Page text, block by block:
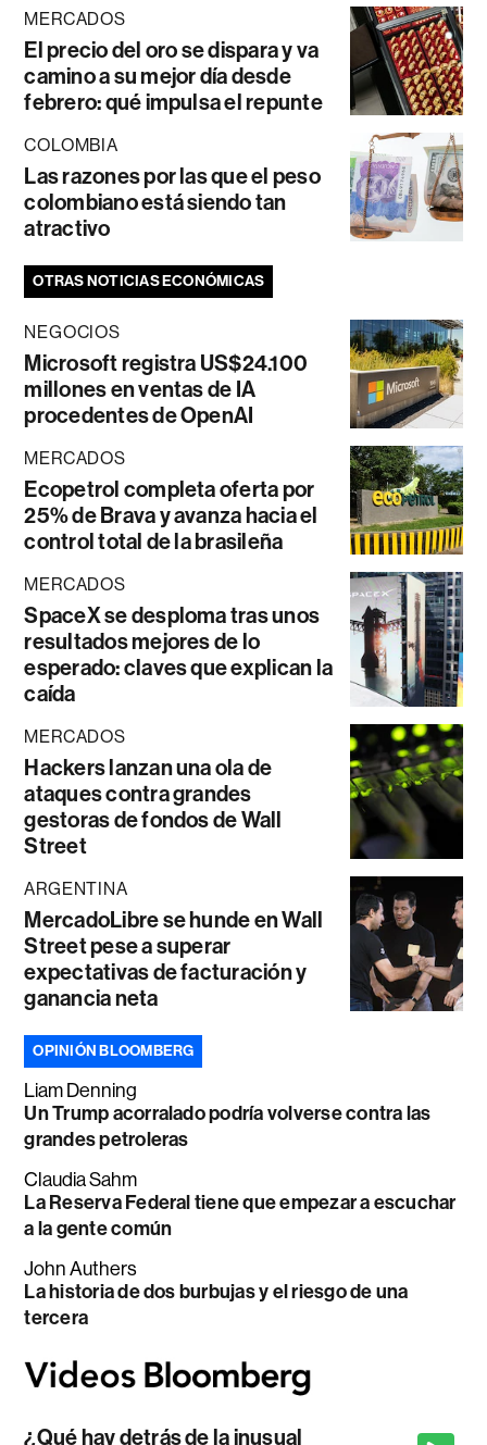
MERCADOS
El precio del oro se dispara y va
camino a su mejor día desde
febrero: qué impulsa el repunte
COLOMBIA
Las razones por las que el peso
colombiano está siendo tan
atractivo
OTRAS NOTICIAS ECONÓMICAS
NEGOCIOS
Microsoft registra US$24.100
millones en ventas de IA
procedentes de OpenAI
MERCADOS
Ecopetrol completa oferta por
25% de Brava y avanza hacia el
control total de la brasileña
MERCADOS
SpaceX se desploma tras unos
resultados mejores de lo
esperado: claves que explican la
caída
MERCADOS
Hackers lanzan una ola de
ataques contra grandes
gestoras de fondos de Wall
Street
ARGENTINA
MercadoLibre se hunde en Wall
Street pese a superar
expectativas de facturación y
ganancia neta
OPINIÓN BLOOMBERG
Liam Denning
Un Trump acorralado podría volverse contra las
grandes petroleras
Claudia Sahm
La Reserva Federal tiene que empezar a escuchar
a la gente común
John Authers
La historia de dos burbujas y el riesgo de una
tercera
¿Qué hay detrás de la inusual